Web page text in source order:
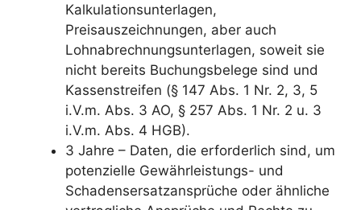
Kalkulationsunterlagen,
Preisauszeichnungen, aber auch
Lohnabrechnungsunterlagen, soweit sie
nicht bereits Buchungsbelege sind und
Kassenstreifen (§ 147 Abs. 1 Nr. 2, 3, 5
i.V.m. Abs. 3 AO, § 257 Abs. 1 Nr. 2 u. 3
i.V.m. Abs. 4 HGB).
3 Jahre – Daten, die erforderlich sind, um
potenzielle Gewährleistungs- und
Schadensersatzansprüche oder ähnliche